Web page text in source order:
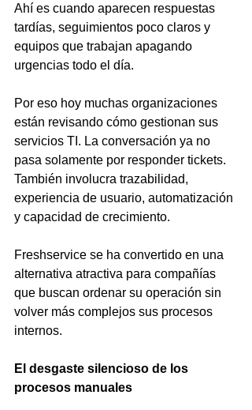
Ahí es cuando aparecen respuestas
tardías, seguimientos poco claros y
equipos que trabajan apagando
urgencias todo el día.
Por eso hoy muchas organizaciones
están revisando cómo gestionan sus
servicios TI. La conversación ya no
pasa solamente por responder tickets.
También involucra trazabilidad,
experiencia de usuario, automatización
y capacidad de crecimiento.
Freshservice se ha convertido en una
alternativa atractiva para compañías
que buscan ordenar su operación sin
volver más complejos sus procesos
internos.
El desgaste silencioso de los
procesos manuales